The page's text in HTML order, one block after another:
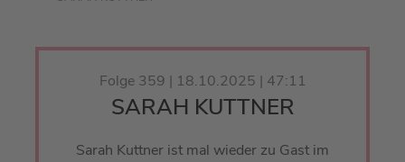
Folge 359 | 18.10.2025 | 47:11
SARAH KUTTNER
Sarah Kuttner ist mal wieder zu Gast im